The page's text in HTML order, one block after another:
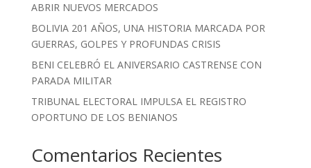
ABRIR NUEVOS MERCADOS
BOLIVIA 201 AÑOS, UNA HISTORIA MARCADA POR
GUERRAS, GOLPES Y PROFUNDAS CRISIS
BENI CELEBRÓ EL ANIVERSARIO CASTRENSE CON
PARADA MILITAR
TRIBUNAL ELECTORAL IMPULSA EL REGISTRO
OPORTUNO DE LOS BENIANOS
Comentarios Recientes